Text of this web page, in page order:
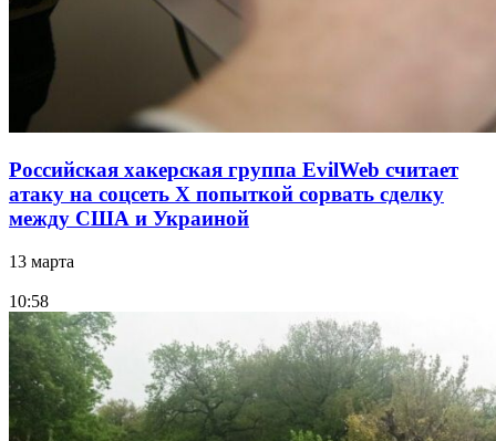
Российская хакерская группа EvilWeb считает
атаку на соцсеть Х попыткой сорвать сделку
между США и Украиной
13 марта
10:58